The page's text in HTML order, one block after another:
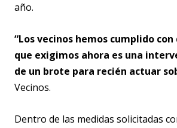
año.
“Los vecinos hemos cumplido
que exigimos ahora es una
de un brote para recién actuar
Vecinos.
Dentro de las medidas solicitadas